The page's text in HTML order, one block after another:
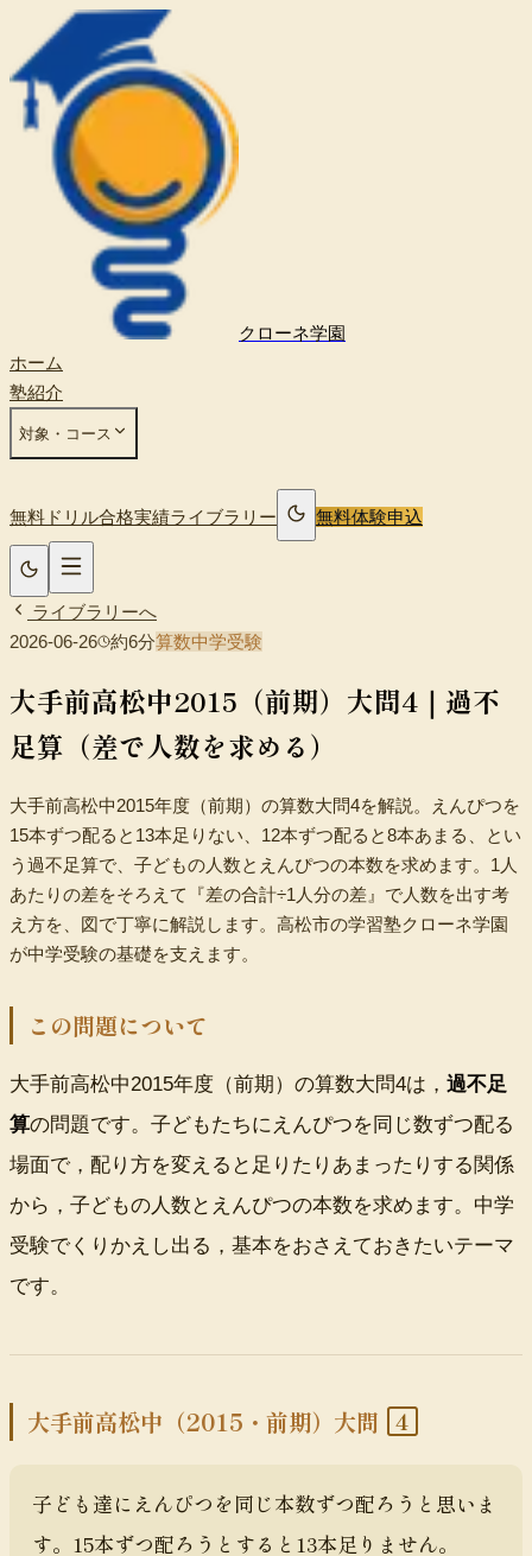
クローネ学園
ホーム
塾紹介
対象・コース
無料ドリル合格実績ライブラリー 無料体験申込
小学生（中学受験）中学生 高校生時間割
ライブラリーへ
2026-06-26
約6分算数中学受験
大手前高松中2015（前期）大問4｜過不
足算（差で人数を求める）
大手前高松中2015年度（前期）の算数大問4を解説。えんぴつを
15本ずつ配ると13本足りない、12本ずつ配ると8本あまる、とい
う過不足算で、子どもの人数とえんぴつの本数を求めます。1人
あたりの差をそろえて『差の合計÷1人分の差』で人数を出す考
え方を、図で丁寧に解説します。高松市の学習塾クローネ学園
が中学受験の基礎を支えます。
この問題について
大手前高松中2015年度（前期）の算数大問4は， 過不足
算の問題です。子どもたちにえんぴつを同じ数ずつ配る
場面で，配り方を変えると足りたりあまったりする関係
から，子どもの人数とえんぴつの本数を求めます。中学
受験でくりかえし出る，基本をおさえておきたいテーマ
です。
大手前高松中（2015・前期）大問 4
子ども達にえんぴつを同じ本数ずつ配ろうと思いま
す。 15本ずつ配ろうとすると 13本足りません。